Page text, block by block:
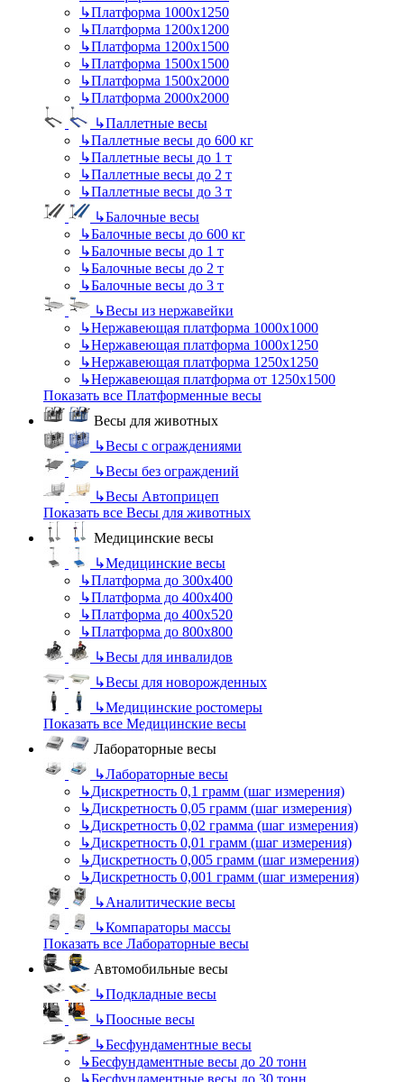
↳Платформа 1000х1250
↳Платформа 1200х1200
↳Платформа 1200х1500
↳Платформа 1500х1500
↳Платформа 1500х2000
↳Платформа 2000х2000
↳Паллетные весы
↳Паллетные весы до 600 кг
↳Паллетные весы до 1 т
↳Паллетные весы до 2 т
↳Паллетные весы до 3 т
↳Балочные весы
↳Балочные весы до 600 кг
↳Балочные весы до 1 т
↳Балочные весы до 2 т
↳Балочные весы до 3 т
↳Весы из нержавейки
↳Нержавеющая платформа 1000х1000
↳Нержавеющая платформа 1000х1250
↳Нержавеющая платформа 1250х1250
↳Нержавеющая платформа от 1250х1500
Показать все Платформенные весы
Весы для животных
↳Весы с ограждениями
↳Весы без ограждений
↳Весы Автоприцеп
Показать все Весы для животных
Медицинские весы
↳Медицинские весы
↳Платформа до 300х400
↳Платформа до 400х400
↳Платформа до 400х520
↳Платформа до 800х800
↳Весы для инвалидов
↳Весы для новорожденных
↳Медицинские ростомеры
Показать все Медицинские весы
Лабораторные весы
↳Лабораторные весы
↳Дискретность 0,1 грамм (шаг измерения)
↳Дискретность 0,05 грамм (шаг измерения)
↳Дискретность 0,02 грамма (шаг измерения)
↳Дискретность 0,01 грамм (шаг измерения)
↳Дискретность 0,005 грамм (шаг измерения)
↳Дискретность 0,001 грамм (шаг измерения)
↳Аналитические весы
↳Компараторы массы
Показать все Лабораторные весы
Автомобильные весы
↳Подкладные весы
↳Поосные весы
↳Бесфундаментные весы
↳Бесфундаментные весы до 20 тонн
↳Бесфундаментные весы до 30 тонн